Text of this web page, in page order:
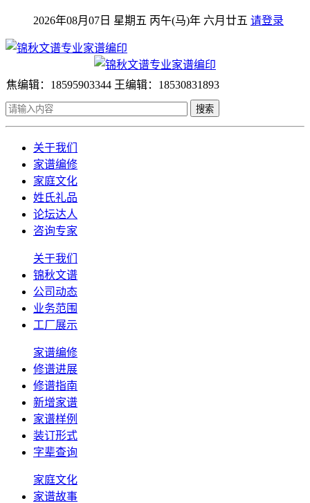
2026年08月07日 星期五 丙午(马)年 六月廿五 请登录
焦编辑：18595903344 王编辑：18530831893
搜索
关于我们
家谱编修
家庭文化
姓氏礼品
论坛达人
咨询专家
关于我们
锦秋文谱
公司动态
业务范围
工厂展示
家谱编修
修谱进展
修谱指南
新增家谱
家谱样例
装订形式
字辈查询
家庭文化
家谱故事